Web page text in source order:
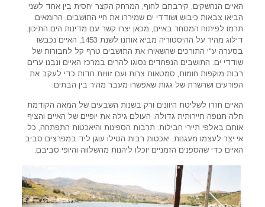
האיים הנחשקים, קירבתם לחוף, המרחק הקצר יחסית בין אחד לשני
הביאו צבאות כיבוש ושודדי ים שמיררו את חיי התושבים. הרומאים
תרמו לפיתוח המסחר באיים, מכאן יצרו קשר עם מדינות הים התיכון.
דילוג מהיר על ההיסטוריה מביא אותנו לשנת 1453, האיים נכבשו
בסערה ע"י התורכים שהשאירו את התושבים טרף קל לחבורות של
שודדי ים. התושבים הנפחדים נסוגו להרים במרכז האיים ונבנו ערים
רבות מוקפות חומות, סמטאות צרות ועם זוויות חדות כדי לעקב את
הפורעים ושרשרת של גגות שאפשרו מעבר מהיר בין הבתים.
האיים חזרו לשליטת היוונים ורק בשנות השבעים של המאה הקודמת
חלה תנופה תיירותית גדולה. העולם גילה את יופיים של האיים והציף
אותם באלפי תיירי חבילות. תרבות הספינות והיאכטות התפתחה, כל
אי יצר לעצמו מעגנות, יאכטות רבות הטילו עוגן ליד במפרצים סביב
האיים כדי שהספנים הזמניים יוכלו ליהנות מהשלווה והיופי סביבם.